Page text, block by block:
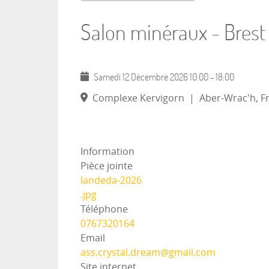
Salon minéraux - Brest
Samedi 12 Décembre 202610:00 -18:00
Complexe Kervigorn | Aber-Wrac'h,
Information
Pièce jointe
landeda-2026
.jpg
Téléphone
0767320164
Email
ass.crystal.dream@gmail.com